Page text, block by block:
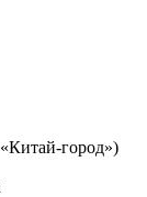
город»)